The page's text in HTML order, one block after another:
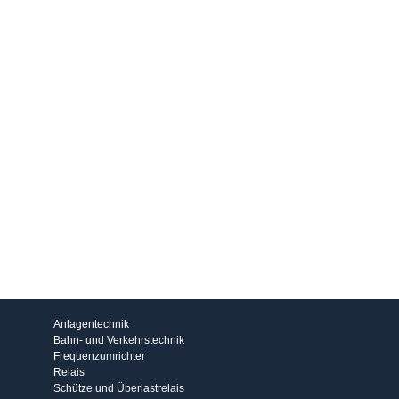
Anlagentechnik
Bahn- und Verkehrstechnik
Frequenzumrichter
Relais
Schütze und Überlastrelais